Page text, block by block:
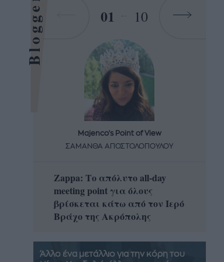
Bloggers 01 10
Majenco's Point of View
ΣΑΜΑΝΘΑ ΑΠΟΣΤΟΛΟΠΟΥΛΟΥ
Zappa: Το απόλυτο all-day
meeting point για όλους
βρίσκεται κάτω από τον Ιερό
Βράχο της Ακρόπολης
Άλλο ένα μετάλλιο για την κόρη του